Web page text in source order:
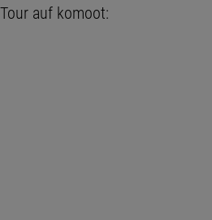
Tour auf komoot: